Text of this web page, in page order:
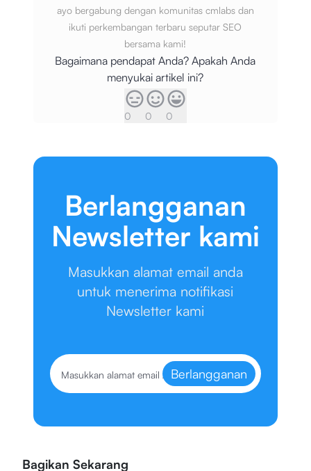
ayo bergabung dengan komunitas cmlabs dan
ikuti perkembangan terbaru seputar SEO
bersama kami!
Bagaimana pendapat Anda? Apakah Anda
menyukai artikel ini?
0 0 0
Berlangganan
Newsletter kami
Masukkan alamat email anda
untuk menerima notifikasi
Newsletter kami
Berlangganan
Bagikan Sekarang